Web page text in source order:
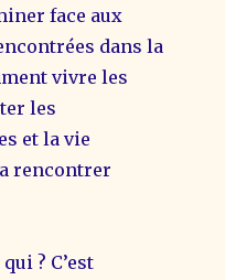
face aux
dans la
vivre les
les
et la vie
rencontrer
? C’est